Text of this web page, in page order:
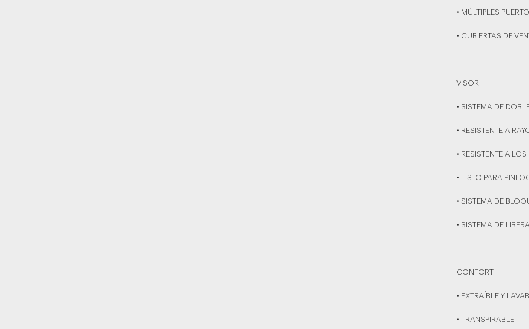
• MÚLTIPLES
• CUBIERTAS DE
VISOR
• SISTEMA DE
• RESISTENTE A
• RESISTENTE A
• LISTO PARA
• SISTEMA DE
• SISTEMA DE
CONFORT
• EXTRAÍBLE Y
• TRANSPIRABLE